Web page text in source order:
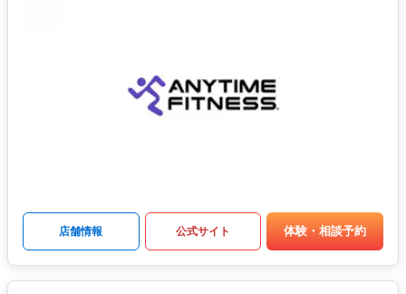
店舗情報 公式サイト 体験・相談予約